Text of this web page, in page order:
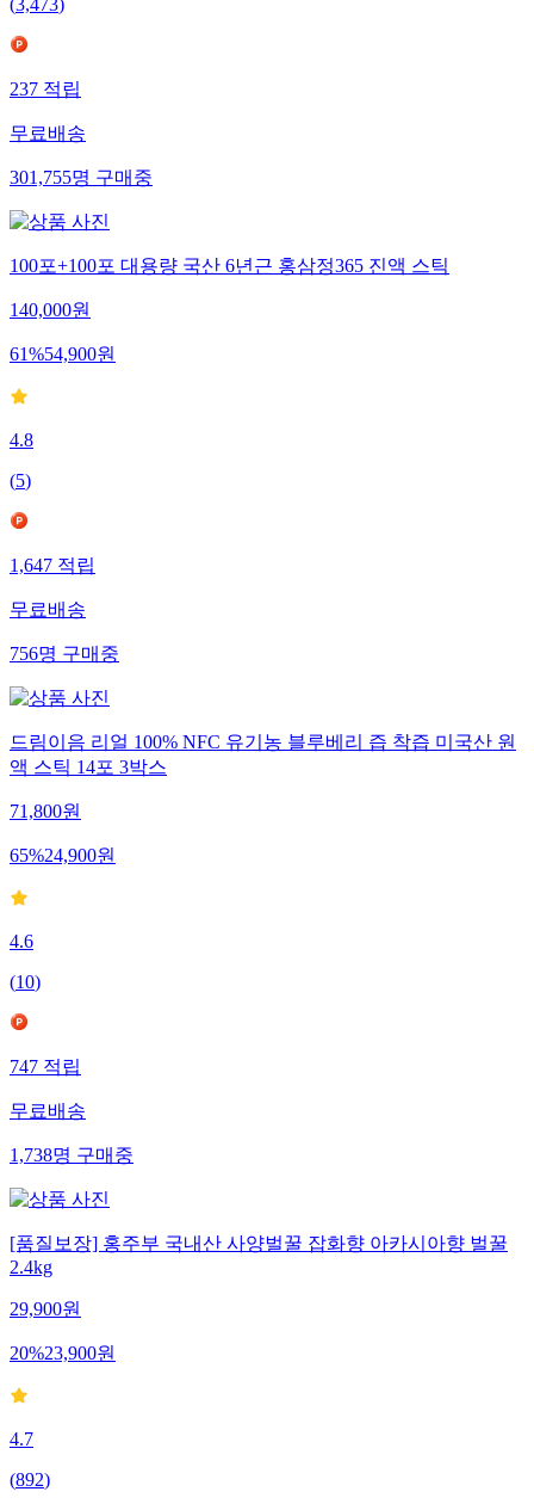
(3,473)
237적립
무료배송
301,755명구매중
100포+100포 대용량 국산 6년근 홍삼정365 진액 스틱
140,000원
61%54,900원
4.8
(5)
1,647적립
무료배송
756명구매중
드림이음 리얼 100% NFC 유기농 블루베리 즙 착즙 미국산 원
액 스틱 14포 3박스
71,800원
65%24,900원
4.6
(10)
747적립
무료배송
1,738명구매중
[품질보장] 홍주부 국내산 사양벌꿀 잡화향 아카시아향 벌꿀
2.4kg
29,900원
20%23,900원
4.7
(892)